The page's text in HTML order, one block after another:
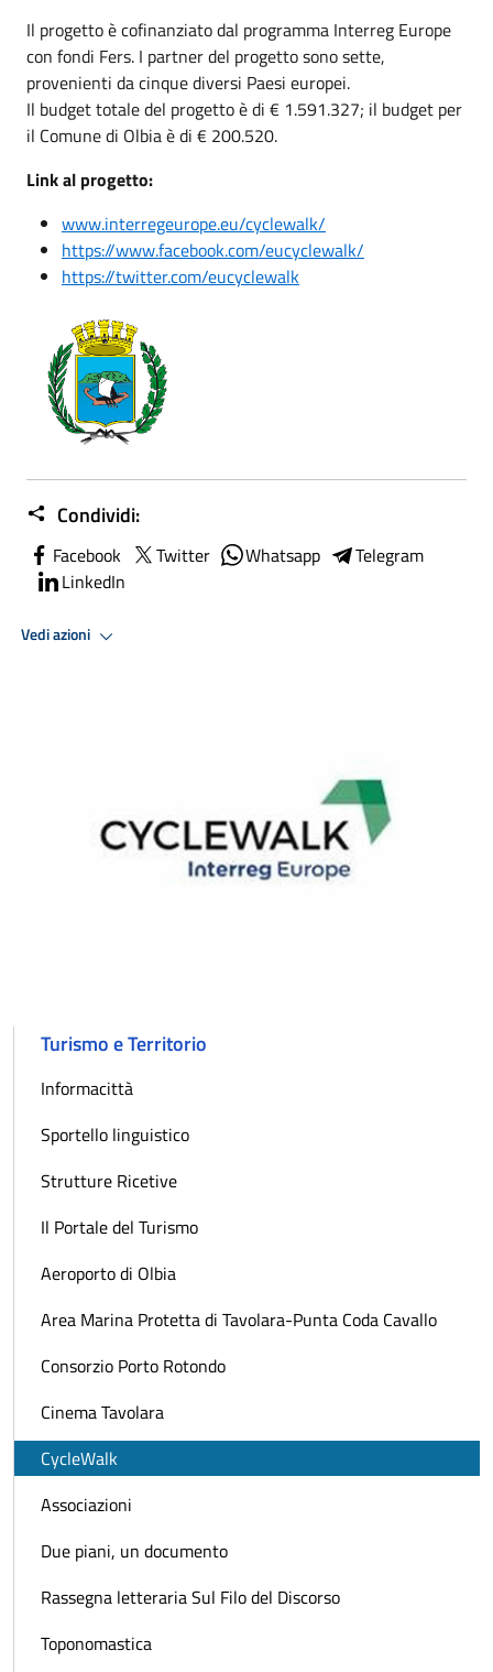
Il progetto è cofinanziato dal programma Interreg Europe
con fondi Fers. I partner del progetto sono sette,
provenienti da cinque diversi Paesi europei.
Il budget totale del progetto è di € 1.591.327; il budget per
il Comune di Olbia è di € 200.520.
Link al progetto:
www.interregeurope.eu/cyclewalk/
https://www.facebook.com/eucyclewalk/
https://twitter.com/eucyclewalk
Condividi:
Facebook Twitter Whatsapp
Telegram
LinkedIn
Vedi azioni
Turismo e Territorio
Informacittà
Sportello linguistico
Strutture Ricetive
Il Portale del Turismo
Aeroporto di Olbia
Area Marina Protetta di Tavolara-Punta Coda Cavallo
Consorzio Porto Rotondo
Cinema Tavolara
CycleWalk
Associazioni
Due piani, un documento
Rassegna letteraria Sul Filo del Discorso
Toponomastica